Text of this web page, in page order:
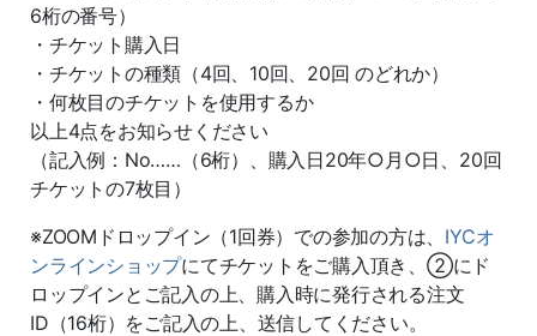
6桁の番号）
・チケット購入日
・チケットの種類（4回、10回、20回 のどれか）
・何枚目のチケットを使用するか
以上4点をお知らせください
（記入例：No……（6桁）、購入日20年○月○日、20回
チケットの7枚目）
※ZOOMドロップイン（1回券）での参加の方は、 IYCオ
ンラインショップにてチケットをご購入頂き、②にド
ロップインとご記入の上、購入時に発行される注文
ID（16桁）をご記入の上、送信してください。